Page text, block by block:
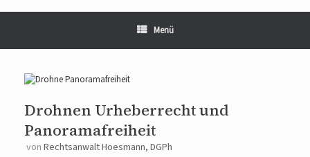
Menü
Drohnen Urheberrecht und
Panoramafreiheit
von Rechtsanwalt Hoesmann, DGPh